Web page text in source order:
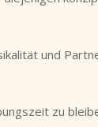
und
zu